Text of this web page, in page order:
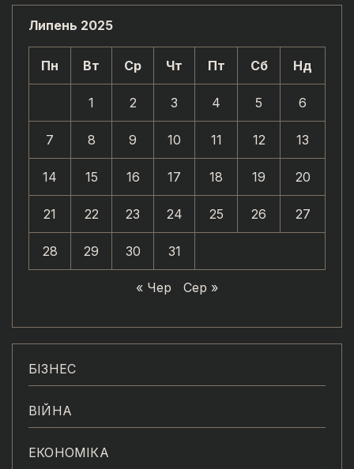
Липень 2025
Пн Вт Ср Чт Пт Сб Нд
1 2 3 4 5 6
7 8 9 10 11 12 13
14 15 16 17 18 19 20
21 22 23 24 25 26 27
28 29 30 31
« Чер Сер »
БІЗНЕС
ВІЙНА
ЕКОНОМІКА